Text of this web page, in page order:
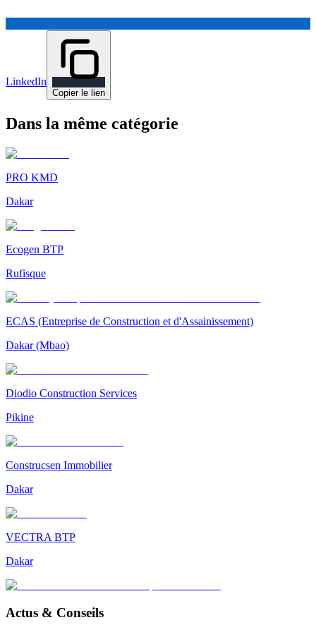
LinkedIn
Copier le lien
Dans la même catégorie
PRO KMD
Dakar
Ecogen BTP
Rufisque
ECAS (Entreprise de Construction et d'Assainissement)
Dakar (Mbao)
Diodio Construction Services
Pikine
Construcsen Immobilier
Dakar
VECTRA BTP
Dakar
Actus & Conseils